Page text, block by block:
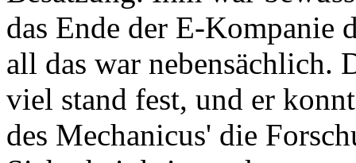
das Ende der E-Kompanie
all das war nebensächlich.
viel stand fest, und er
des Mechanicus' die